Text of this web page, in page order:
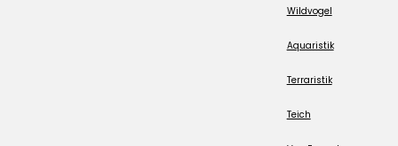
Wildvogel
Aquaristik
Terraristik
Teich